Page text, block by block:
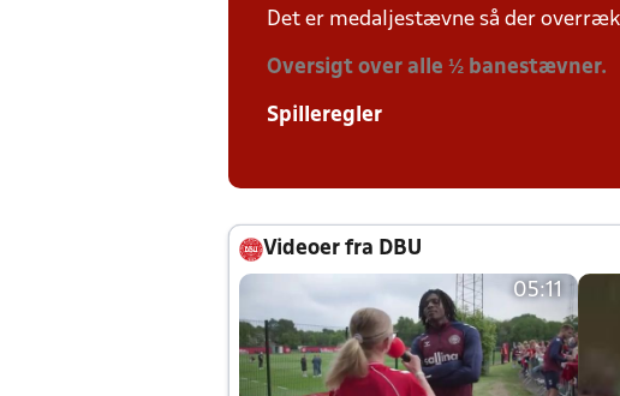
Det er medaljestævne så der
Oversigt over alle ½ banestævner.
Spilleregler
Videoer fra DBU
05:11